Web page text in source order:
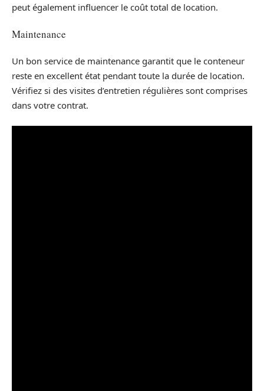
peut également influencer le coût total de location.
Maintenance
Un bon service de maintenance garantit que le conteneur
reste en excellent état pendant toute la durée de location.
Vérifiez si des visites d’entretien régulières sont comprises
dans votre contrat.